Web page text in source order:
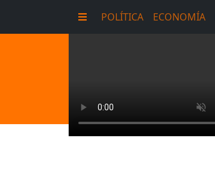
POLÍTICA ECONOMÍA